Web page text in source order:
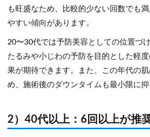
も旺盛なため、比較的少ない回数でも
やすい傾向があります。
20〜30代では予防美容としての位置づ
たるみや小じわの予防を目的とした軽
果が期待できます。また、この年代の
め、施術後のダウンタイムも最小限に抑
2）40代以上：6回以上が推